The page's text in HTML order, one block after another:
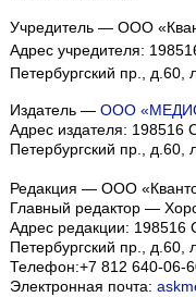
Учредитель — ООО
Адрес учредителя:
Петербургский пр.,
Издатель — ООО
Адрес издателя: 198516
Петербургский пр.,
Редакция — ООО
Главный редактор —
Адрес редакции: 198516
Петербургский пр.,
Телефон:+7 812 640-06-
Электронная почта: